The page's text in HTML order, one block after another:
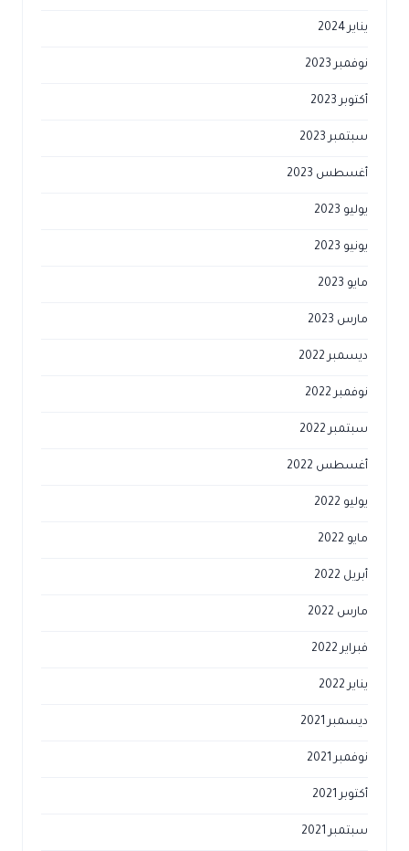
يناير 2024
نوفمبر 2023
أكتوبر 2023
سبتمبر 2023
أغسطس 2023
يوليو 2023
يونيو 2023
مايو 2023
مارس 2023
ديسمبر 2022
نوفمبر 2022
سبتمبر 2022
أغسطس 2022
يوليو 2022
مايو 2022
أبريل 2022
مارس 2022
فبراير 2022
يناير 2022
ديسمبر 2021
نوفمبر 2021
أكتوبر 2021
سبتمبر 2021